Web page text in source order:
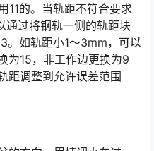
11的。当轨距不符合要求
通过将钢轨一侧的轨距块
。如轨距小1～3mm，可以
为15，非工作边更换为9
距调整到允许误差范围